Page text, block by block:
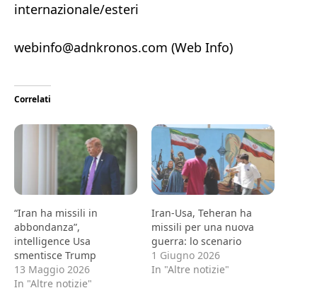
internazionale/esteri
webinfo@adnkronos.com (Web Info)
Correlati
“Iran ha missili in
abbondanza”,
intelligence Usa
smentisce Trump
13 Maggio 2026
In "Altre notizie"
Iran-Usa, Teheran ha
missili per una nuova
guerra: lo scenario
1 Giugno 2026
In "Altre notizie"